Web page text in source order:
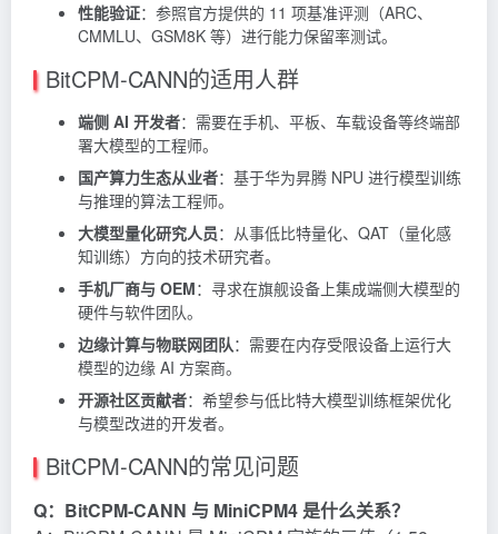
性能验证：参照官方提供的 11 项基准评测（ARC、
CMMLU、GSM8K 等）进行能力保留率测试。
BitCPM-CANN的适用人群
端侧 AI 开发者：需要在手机、平板、车载设备等终端部
署大模型的工程师。
国产算力生态从业者：基于华为昇腾 NPU 进行模型训练
与推理的算法工程师。
大模型量化研究人员：从事低比特量化、QAT（量化感
知训练）方向的技术研究者。
手机厂商与 OEM：寻求在旗舰设备上集成端侧大模型的
硬件与软件团队。
边缘计算与物联网团队：需要在内存受限设备上运行大
模型的边缘 AI 方案商。
开源社区贡献者：希望参与低比特大模型训练框架优化
与模型改进的开发者。
BitCPM-CANN的常见问题
Q：BitCPM-CANN 与 MiniCPM4 是什么关系？